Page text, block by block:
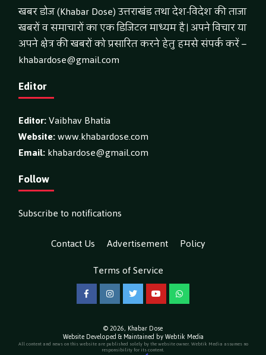
खबर डोज (Khabar Dose) उत्तराखंड तथा देश-विदेश की ताजा
खबरों व समाचारों का एक डिजिटल माध्यम है। अपने विचार या
अपने क्षेत्र की खबरों को प्रसारित करने हेतु हमसे संपर्क करें –
khabardose@gmail.com
Editor
Editor:Vaibhav Bhatia
Website:www.khabardose.com
Email:khabardose@gmail.com
Follow
Subscribe to notifications
Contact Us
Advertisement
Policy
Terms of Service
FacebookInstagramTwitterYouTubeWhatsApp
© 2026, Khabar Dose
Website Developed & Maintained by Webtik Media
All content and news on this website are published solely by the website owner. Webtik Media assumes no
responsibility for its content.